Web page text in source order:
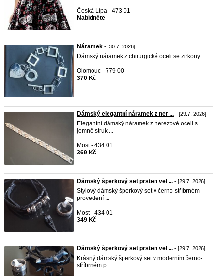
Česká Lípa - 473 01
Nabídněte
Náramek - [30.7. 2026]
Dámský náramek z chirurgické oceli se zirkony.
Olomouc - 779 00
370 Kč
Dámský elegantní náramek z ner ... - [29.7. 2026]
Elegantní dámský náramek z nerezové oceli s
jemně struk ...
Most - 434 01
369 Kč
Dámský šperkový set prsten vel ... - [29.7. 2026]
Stylový dámský šperkový set v černo-stříbrném
provedení ...
Most - 434 01
349 Kč
Dámský šperkový set prsten vel ... - [29.7. 2026]
Krásný dámský šperkový set v moderním černo-
stříbrném p ...